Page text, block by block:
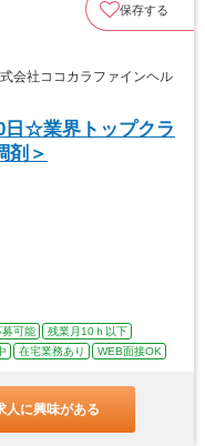
保存する
会社ココカラファインヘル
日☆業界トップクラ
剤＞
募可能
残業月10ｈ以下
在宅業務あり WEB面接OK
人に興味がある